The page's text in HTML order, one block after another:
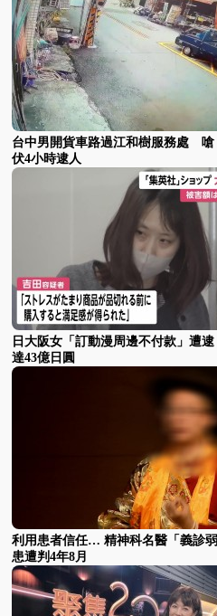
台中男開貨車路過江和樹服務處 嗆
伏4小時逮人
日大阪女「訂動漫周邊不付款」遭
達43億日圓
利用患者信任… 精神科名醫「義診
患遭判4年8月